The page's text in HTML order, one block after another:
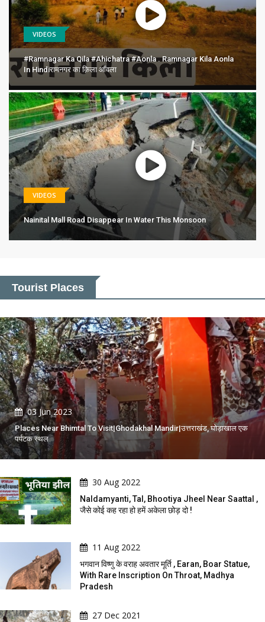
VIDEOS
#ramnagar Ka Qila #ahichatra #aonla . Ramnagar Kila Aonla
In Hindiरामनगर का क़िला आँवला
VIDEOS
Nainital Mall Road Disappear In Water This Monsoon
Tourist Places
03 Jun 2023
Places Near Bhimtal To Visit|Ghodakhal Mandir|उत्तराखंड, घोड़ाखाल एक
पर्यटक स्थल
30 Aug 2022
Naldamyanti, Tal, Bhootiya Jheel Near Saattal ,
जैसे कोई कह रहा हो हमें अकेला छोड़ दो !
11 Aug 2022
भगवान विष्णु के वराह अवतार मूर्ति , Earan, Boar Statue,
With Rare Inscription On Throat, Madhya
Pradesh
27 Dec 2021